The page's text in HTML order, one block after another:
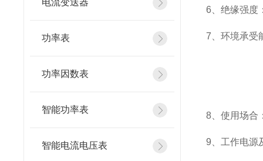
电流变送器
功率表
功率因数表
智能功率表
智能电流电压表
6 、绝缘强
7 、环境承
8 、使用场
9 、工作电